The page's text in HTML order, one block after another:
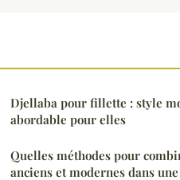
Djellaba pour fillette : style
abordable pour elles
Quelles méthodes pour
anciens et modernes dans